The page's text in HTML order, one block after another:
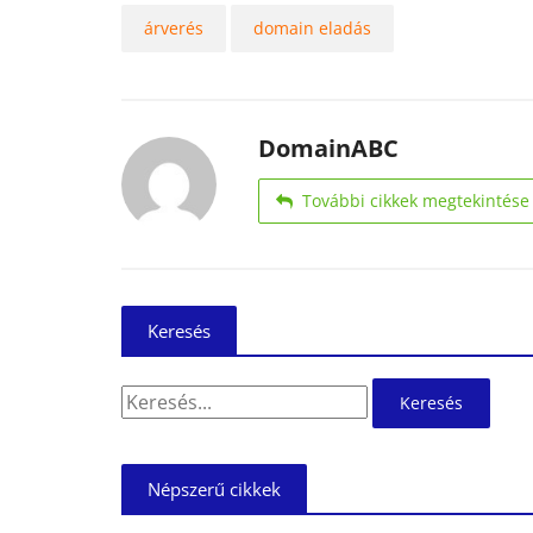
árverés domain eladás
DomainABC
További cikkek megtekintése
Keresés
Keresés:
Népszerű cikkek